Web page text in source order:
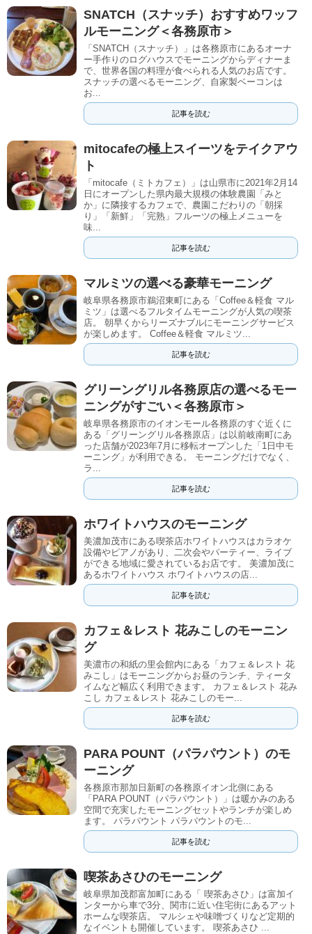
SNATCH（スナッチ）おすすめワッフ
ルモーニング＜各務原市＞
「SNATCH（スナッチ）」は各務原市にあるオーナ
ー手作りのログハウスでモーニングからディナーま
で、世界各国の料理が食べられる人気のお店です。
スナッチの選べるモーニング、自家製ベーコンは
お...
記事を読む
mitocafeの極上スイーツをテイクアウ
ト
「mitocafe（ミトカフェ）」は山県市に2021年2月14
日にオープンした県内最大規模の体験農園「みと
か」に隣接するカフェで、農園こだわりの「朝採
り」「新鮮」「完熟」フルーツの極上メニューを
味...
記事を読む
マルミツの選べる豪華モーニング
岐阜県各務原市鵜沼東町にある「Coffee＆軽食 マル
ミツ」は選べるフルタイムモーニングが人気の喫茶
店。 朝早くからリーズナブルにモーニングサービス
が楽しめます。 Coffee＆軽食 マルミツ...
記事を読む
グリーングリル各務原店の選べるモー
ニングがすごい＜各務原市＞
岐阜県各務原市のイオンモール各務原のすぐ近くに
ある「グリーングリル各務原店」は以前岐南町にあ
った店舗が2023年7月に移転オープンした「1日中モ
ーニング」が利用できる。 モーニングだけでなく、
ラ...
記事を読む
ホワイトハウスのモーニング
美濃加茂市にある喫茶店ホワイトハウスはカラオケ
設備やピアノがあり、二次会やパーティー、ライブ
ができる地域に愛されているお店です。 美濃加茂に
あるホワイトハウス ホワイトハウスの店...
記事を読む
カフェ＆レスト 花みこしのモーニン
グ
美濃市の和紙の里会館内にある「カフェ＆レスト 花
みこし」はモーニングからお昼のランチ、ティータ
イムなど幅広く利用できます。 カフェ＆レスト 花み
こし カフェ＆レスト 花みこしのモー...
記事を読む
PARA POUNT（パラパウント）のモ
ーニング
各務原市那加日新町の各務原イオン北側にある
「PARA POUNT（パラパウント）」は暖かみのある
空間で充実したモーニングセットやランチが楽しめ
ます。 パラパウント パラパウントのモ...
記事を読む
喫茶あさひのモーニング
岐阜県加茂郡富加町にある「 喫茶あさひ」は富加イ
ンターから車で3分、関市に近い住宅街にあるアット
ホームな喫茶店。 マルシェや味噌づくりなど定期的
なイベントも開催しています。 喫茶あさひ ...